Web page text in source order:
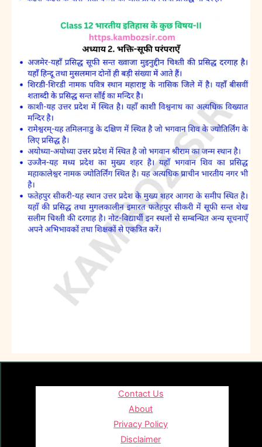
Contact Us
About
Privacy Policy
Disclaimer